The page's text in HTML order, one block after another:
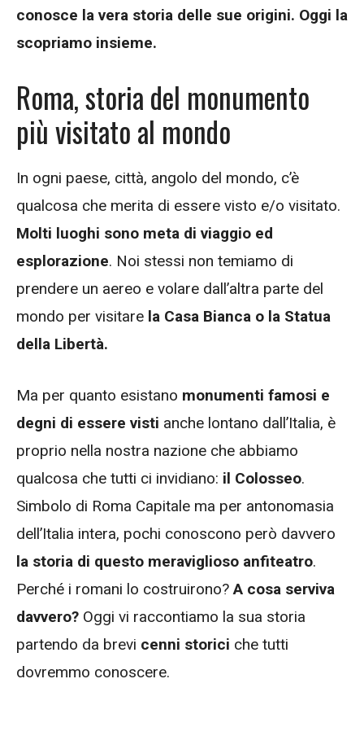
conosce la vera storia delle sue origini. Oggi la
scopriamo insieme.
Roma, storia del monumento
più visitato al mondo
In ogni paese, città, angolo del mondo, c’è
qualcosa che merita di essere visto e/o visitato.
Molti luoghi sono meta di viaggio ed
esplorazione. Noi stessi non temiamo di
prendere un aereo e volare dall’altra parte del
mondo per visitare la Casa Bianca o la Statua
della Libertà.
Ma per quanto esistano monumenti famosi e
degni di essere visti anche lontano dall’Italia, è
proprio nella nostra nazione che abbiamo
qualcosa che tutti ci invidiano: il Colosseo.
Simbolo di Roma Capitale ma per antonomasia
dell’Italia intera, pochi conoscono però davvero
la storia di questo meraviglioso anfiteatro.
Perché i romani lo costruirono?A cosa serviva
davvero? Oggi vi raccontiamo la sua storia
partendo da brevi cenni storici che tutti
dovremmo conoscere.